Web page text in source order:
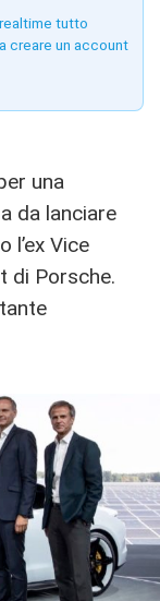
tutto
creare un account
una
da lanciare
l’ex Vice
di Porsche.